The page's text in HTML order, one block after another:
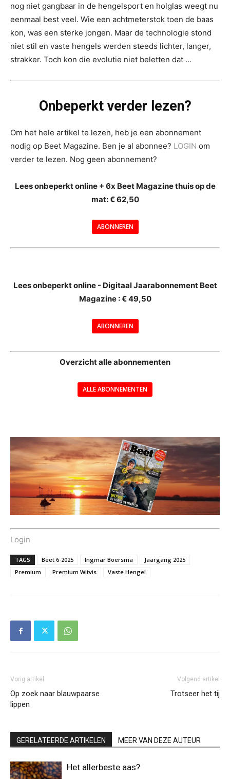
nog niet gangbaar in de hengelsport en holglas weegt nu
eenmaal best veel. Wie een achtmeterstok toen de baas
kon, was een sterke jongen. Maar de technologie stond
niet stil en vaste hengels werden steeds lichter, langer,
strakker. Toch kon die evolutie niet beletten dat ...
Onbeperkt verder lezen?
Om het hele artikel te lezen, heb je een abonnement
nodig op Beet Magazine. Ben je al abonnee? LOGIN om
verder te lezen. Nog geen abonnement?
Lees onbeperkt online + 6x Beet Magazine thuis op de
mat: € 62,50
ABONNEREN
Lees onbeperkt online - Digitaal Jaarabonnement Beet
Magazine : € 49,50
ABONNEREN
Overzicht alle abonnementen
ALLE ABONNEMENTEN
Login
TAGS Beet 6-2025 Ingmar Boersma
Jaargang 2025
Premium
Premium Witvis Vaste Hengel
Vorig artikel
Op zoek naar blauwpaarse
lippen
Volgend artikel
Trotseer het tij
GERELATEERDE ARTIKELEN MEER VAN DEZE AUTEUR
Het allerbeste aas?